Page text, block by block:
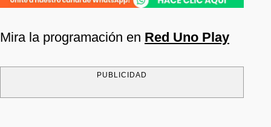
Mira la programación en Red Uno Play
PUBLICIDAD